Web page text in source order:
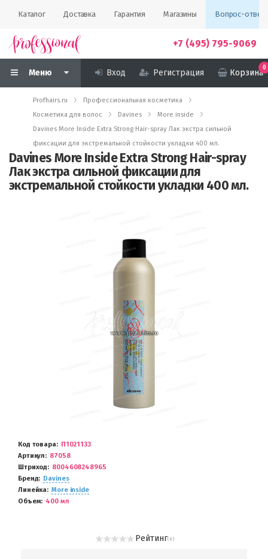
Каталог Доставка Гарантия Магазины Вопрос-ответ
+7 (495) 795-9069
Меню Вход Регистрация Корзина
0
Profhairs.ru
Профессиональная косметика
Косметика для волос
Davines
More inside
Davines More Inside Extra Strong Hair-spray Лак экстра сильной
фиксации для экстремальной стойкости укладки 400 мл.
Davines More Inside Extra Strong Hair-spray
Лак экстра сильной фиксации для
экстремальной стойкости укладки 400 мл.
Код товара
П1021133
Артикул
87058
Штриход
8004608248965
Бренд
Davines
Линейка
More inside
Объем
400 мл
Рейтинг( 0 )